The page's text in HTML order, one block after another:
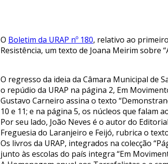
O Boletim da URAP nº 180, relativo ao
Resistência, um texto de Joana Meirim sobre
O regresso da ideia da Câmara Municipal de
o repúdio da URAP na página 2, Em
Gustavo Carneiro assina o texto
10 e 11; e na página 5, os núcleos que falam
Por seu lado, João Neves é o autor do
Freguesia do Laranjeiro e Feijó, rubrica o
Os livros da URAP, integrados na colecção
junto às escolas do país integra “Em